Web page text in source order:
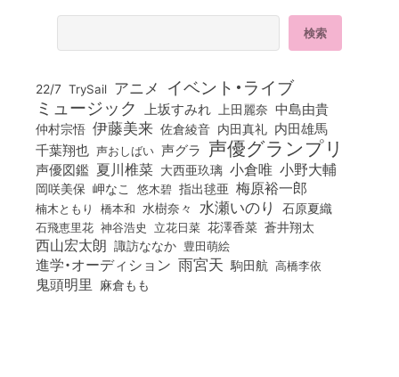
22/7 TrySail アニメ イベント・ライブ
ミュージック 上坂すみれ 上田麗奈 中島由貴
仲村宗悟 伊藤美来 佐倉綾音 内田真礼 内田雄馬
千葉翔也 声おしばい 声グラ 声優グランプリ
声優図鑑 夏川椎菜 大西亜玖璃 小倉唯 小野大輔
岡咲美保 岬なこ 悠木碧 指出毬亜 梅原裕一郎
楠木ともり 橋本和 水樹奈々 水瀬いのり 石原夏織
石飛恵里花 神谷浩史 立花日菜 花澤香菜 蒼井翔太
西山宏太朗 諏訪ななか 豊田萌絵
進学・オーディション 雨宮天 駒田航 高橋李依
鬼頭明里 麻倉もも